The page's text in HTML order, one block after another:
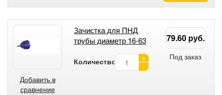
Добавить в
сравнение
Зачистка для ПНД
трубы диаметр 16-63
Количество:
+
-
79.60 руб.
Под заказ